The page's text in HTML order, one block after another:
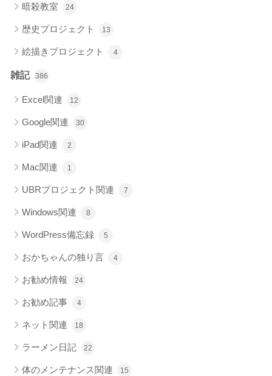
暗殺教室 24
歴史プロジェクト 13
絵描きプロジェクト 4
雑記 386
Excel関連 12
Google関連 30
iPad関連 2
Mac関連 1
UBRプロジェクト関連 7
Windows関連 8
WordPress備忘録 5
おかちゃんの独り言 4
お勧め情報 24
お勧め記事 4
ネット関連 18
ラーメン日記 22
体のメンテナンス関連 15